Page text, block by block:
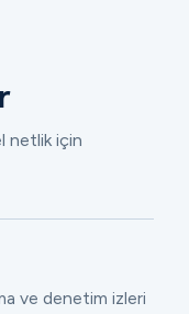
netlik için
ve denetim izleri